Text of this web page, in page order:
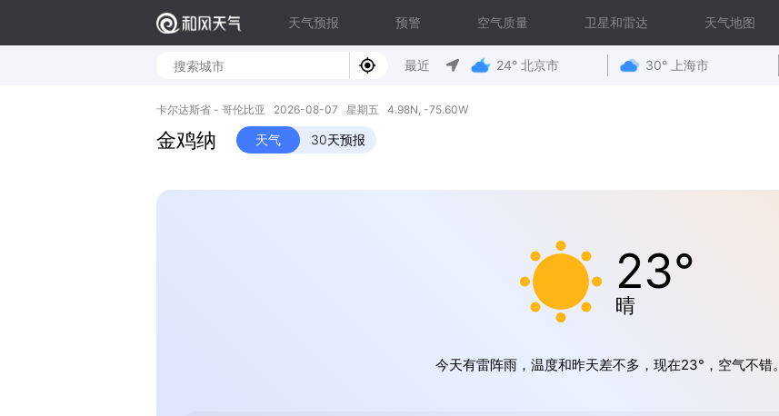
天气预报 预警 空气质量 卫星和雷达 天气地图
最近 24° 北京市 30° 上海市
卡尔达斯省 - 哥伦比亚 2026-08-07 星期五 4.98N, -75.60W
金鸡纳 天气 30天预报
23°
晴
今天有雷阵雨，温度和昨天差不多，现在23°，空气不错。